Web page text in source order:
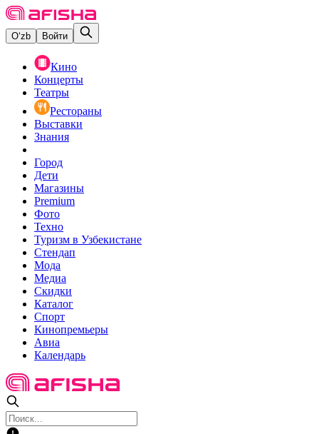
O‘zb Войти
Кино
Концерты
Театры
Рестораны
Выставки
Знания
Город
Дети
Магазины
Premium
Фото
Техно
Туризм в Узбекистане
Стендап
Мода
Медиа
Скидки
Каталог
Спорт
Кинопремьеры
Авиа
Календарь